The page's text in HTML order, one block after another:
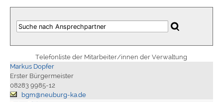
Telefonliste der Mitarbeiter/innen der Verwaltung
Markus Dopfer
Erster Bürgermeister
08283 9985-12
bgm@neuburg-ka.de